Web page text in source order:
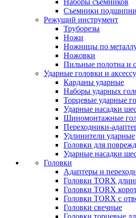
Наборы съемников
Съемники
Режущий инструмент
Труборезы
Ножи
Ножницы по
Ножовки
Пильные полотна и
Ударные головки и
Карданы ударные
Наборы ударных
Торцевые ударные
Ударные насадки
Шиномонтажные
Переходники-
Удлинители ударные
Головки для
Ударные насадки
Головки
Адаптеры и
Головки TORX
Головки TORX
Головки TORX с
Головки свечные
Головки торцевые